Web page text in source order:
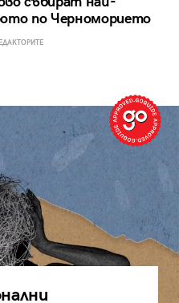
по Черноморието